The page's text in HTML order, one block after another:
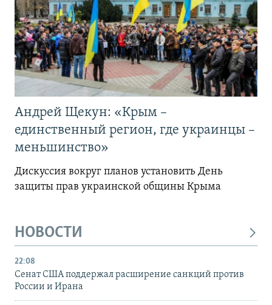
Андрей Щекун: «Крым –
единственный регион, где украинцы –
меньшинство»
Дискуссия вокруг планов установить День
защиты прав украинской общины Крыма
НОВОСТИ
22:08
Сенат США поддержал расширение санкций против
России и Ирана